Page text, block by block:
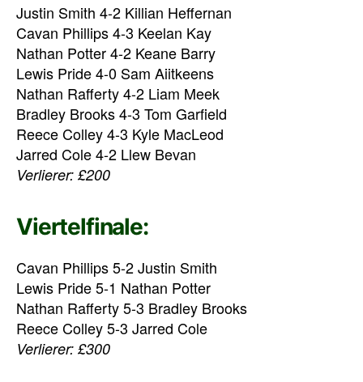
Justin Smith 4-2 Killian Heffernan
Cavan Phillips 4-3 Keelan Kay
Nathan Potter 4-2 Keane Barry
Lewis Pride 4-0 Sam Aiitkeens
Nathan Rafferty 4-2 Liam Meek
Bradley Brooks 4-3 Tom Garfield
Reece Colley 4-3 Kyle MacLeod
Jarred Cole 4-2 Llew Bevan
Verlierer: £200
Viertelfinale:
Cavan Phillips 5-2 Justin Smith
Lewis Pride 5-1 Nathan Potter
Nathan Rafferty 5-3 Bradley Brooks
Reece Colley 5-3 Jarred Cole
Verlierer: £300